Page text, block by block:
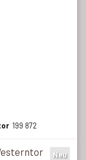
199 872
Neu